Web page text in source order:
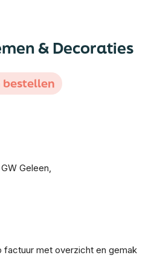
& Decoraties
Geleen,
factuur met overzicht en gemak